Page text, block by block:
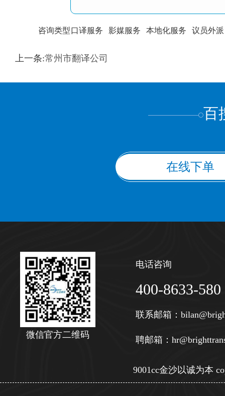
咨询类型口译服务 影媒服务 本地化服务 议员外派
训翻译 标准级
上一条:常州市翻译公司
百
在线下单
微信官方二维码
电话咨询
400-8633-580
联系邮箱：
聘邮箱：
9001cc金沙以诚为本